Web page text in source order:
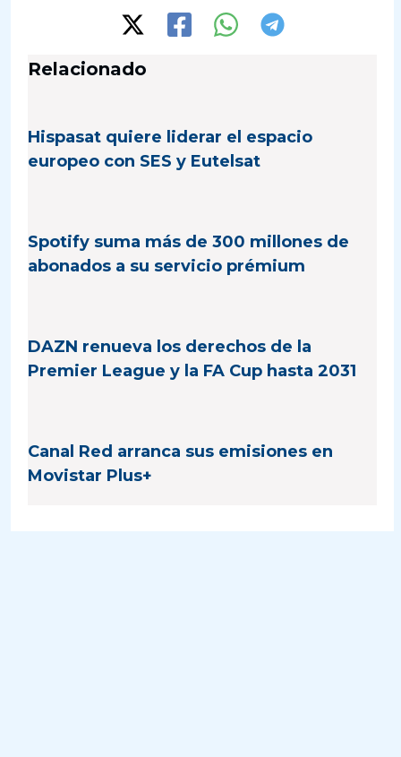
Relacionado
Hispasat quiere liderar el espacio
europeo con SES y Eutelsat
Spotify suma más de 300 millones de
abonados a su servicio prémium
DAZN renueva los derechos de la
Premier League y la FA Cup hasta 2031
Canal Red arranca sus emisiones en
Movistar Plus+